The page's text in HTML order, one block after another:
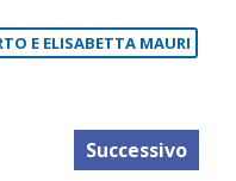
E ELISABETTA MAURI
Successivo